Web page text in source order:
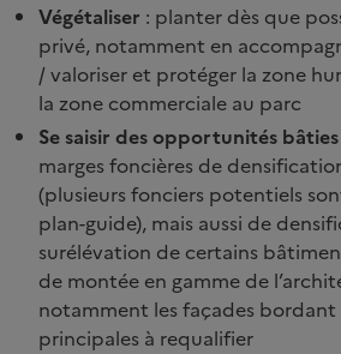
Végétaliser : planter dès que
privé, notamment en
/ valoriser et protéger la zone
la zone commerciale au parc
Se saisir des opportunités bâties
marges foncières de
(plusieurs fonciers potentiels
plan-guide), mais aussi de
surélévation de certains
de montée en gamme de
notamment les façades bordant
principales à requalifier